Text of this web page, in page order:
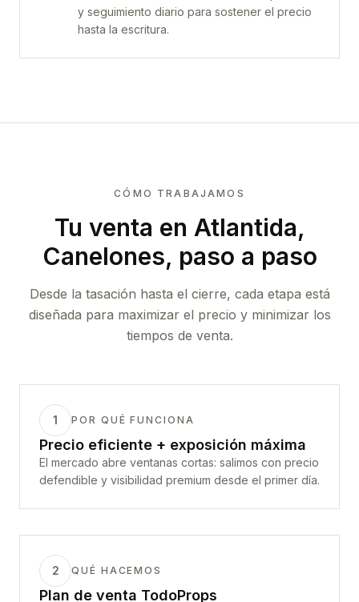
y seguimiento diario para sostener el precio
hasta la escritura.
CÓMO TRABAJAMOS
Tu venta en Atlantida,
Canelones, paso a paso
Desde la tasación hasta el cierre, cada etapa está
diseñada para maximizar el precio y minimizar los
tiempos de venta.
1 POR QUÉ FUNCIONA
Precio eficiente + exposición máxima
El mercado abre ventanas cortas: salimos con precio
defendible y visibilidad premium desde el primer día.
2 QUÉ HACEMOS
Plan de venta TodoProps